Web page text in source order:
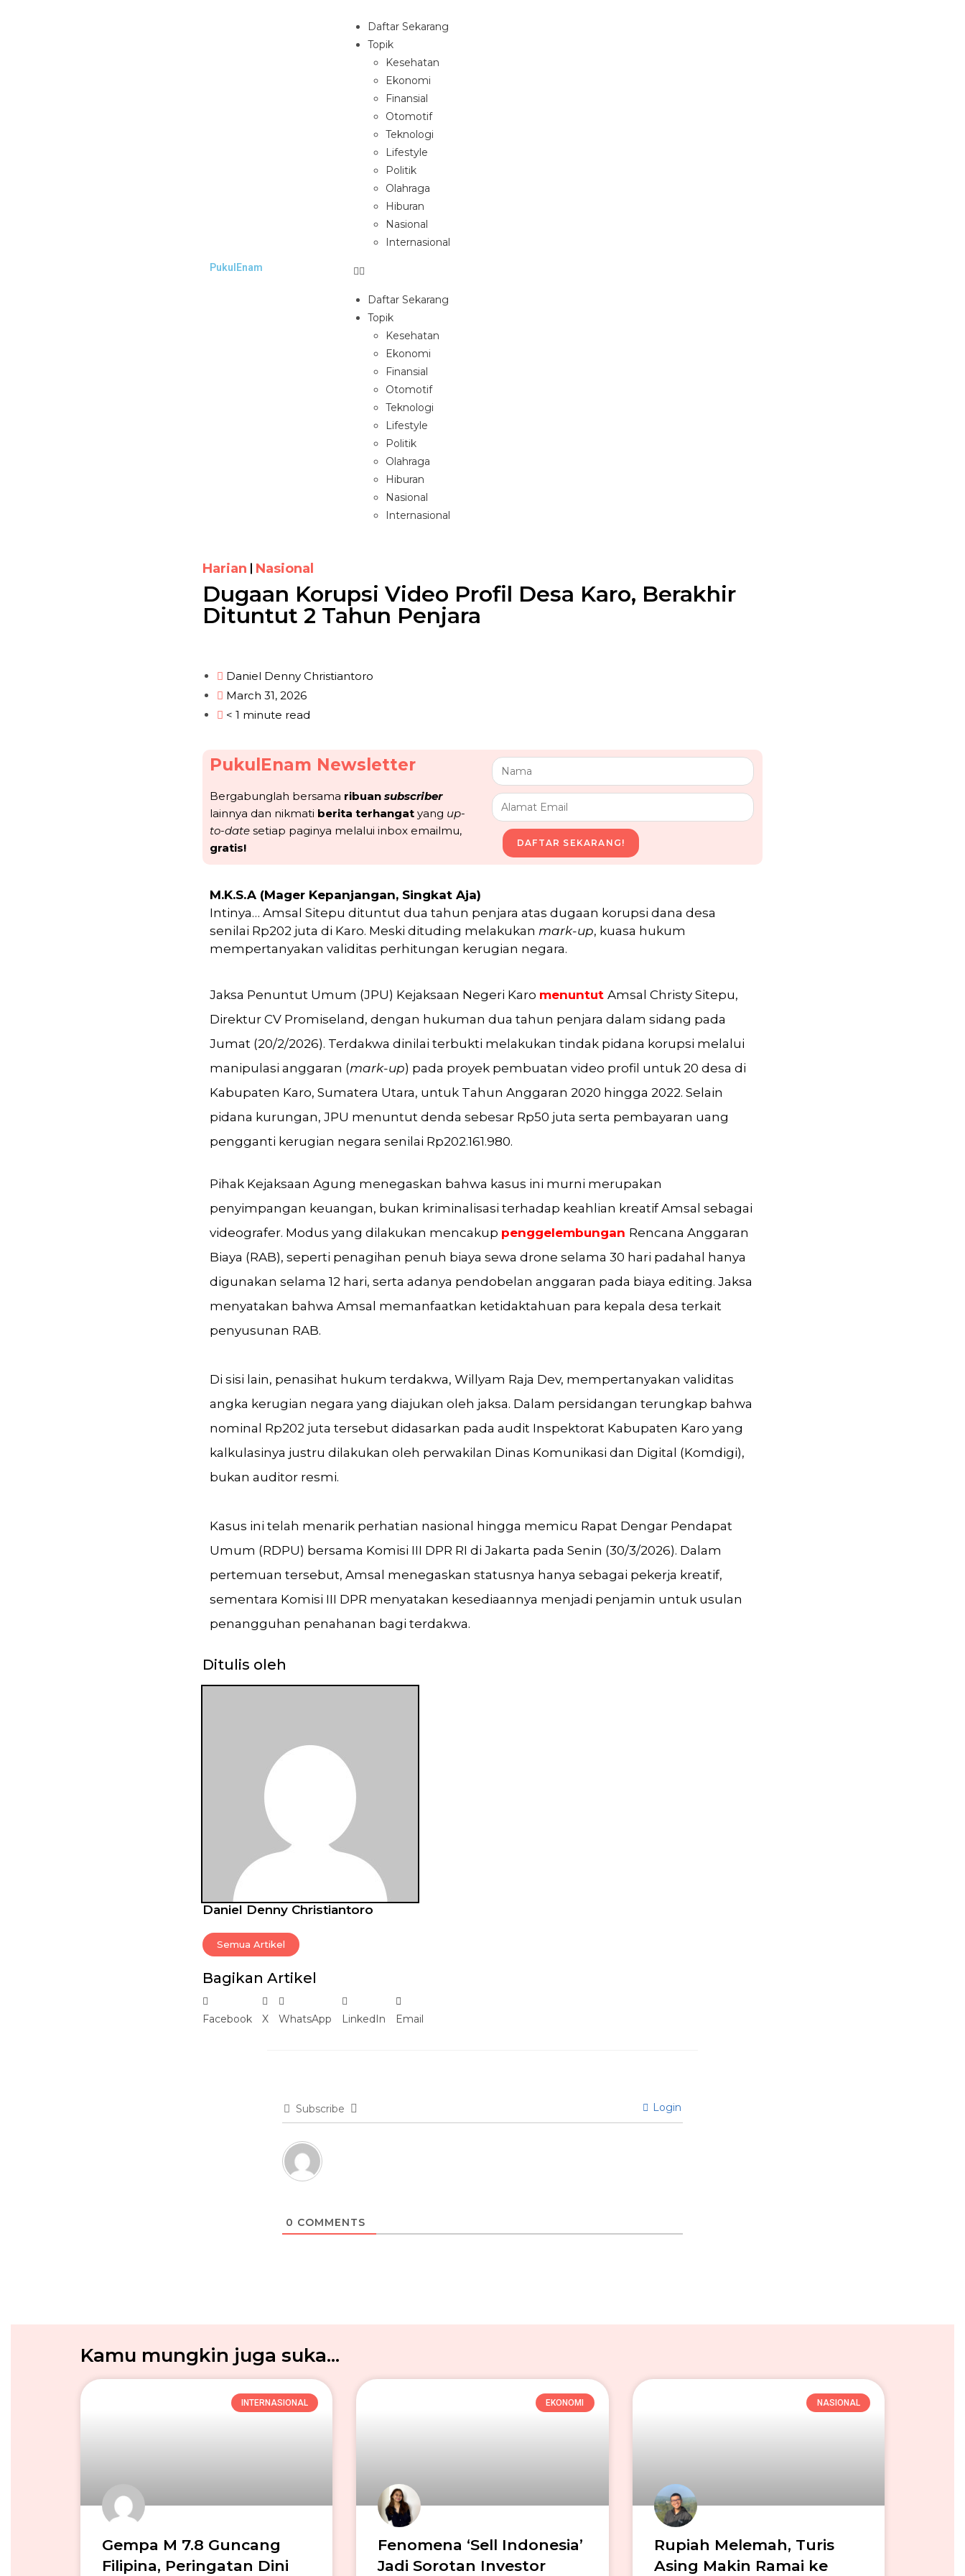
PukulEnam
Daftar Sekarang
Topik
Kesehatan
Ekonomi
Finansial
Otomotif
Teknologi
Lifestyle
Politik
Olahraga
Hiburan
Nasional
Internasional
Daftar Sekarang
Topik
Kesehatan
Ekonomi
Finansial
Otomotif
Teknologi
Lifestyle
Politik
Olahraga
Hiburan
Nasional
Internasional
Harian Nasional
Dugaan Korupsi Video Profil Desa Karo, Berakhir
Dituntut 2 Tahun Penjara
Daniel Denny Christiantoro
March 31, 2026
< 1 minute read
PukulEnam Newsletter
Bergabunglah bersama ribuan subscriber
lainnya dan nikmati berita terhangat yang up-
to-date setiap paginya melalui inbox emailmu,
gratis!
DAFTAR SEKARANG!
M.K.S.A (Mager Kepanjangan, Singkat Aja)
Intinya… Amsal Sitepu dituntut dua tahun penjara atas dugaan korupsi dana desa
senilai Rp202 juta di Karo. Meski dituding melakukan mark-up, kuasa hukum
mempertanyakan validitas perhitungan kerugian negara.
Jaksa Penuntut Umum (JPU) Kejaksaan Negeri Karo menuntut Amsal Christy Sitepu,
Direktur CV Promiseland, dengan hukuman dua tahun penjara dalam sidang pada
Jumat (20/2/2026). Terdakwa dinilai terbukti melakukan tindak pidana korupsi melalui
manipulasi anggaran (mark-up) pada proyek pembuatan video profil untuk 20 desa di
Kabupaten Karo, Sumatera Utara, untuk Tahun Anggaran 2020 hingga 2022. Selain
pidana kurungan, JPU menuntut denda sebesar Rp50 juta serta pembayaran uang
pengganti kerugian negara senilai Rp202.161.980.
Pihak Kejaksaan Agung menegaskan bahwa kasus ini murni merupakan
penyimpangan keuangan, bukan kriminalisasi terhadap keahlian kreatif Amsal sebagai
videografer. Modus yang dilakukan mencakup penggelembungan Rencana Anggaran
Biaya (RAB), seperti penagihan penuh biaya sewa drone selama 30 hari padahal hanya
digunakan selama 12 hari, serta adanya pendobelan anggaran pada biaya editing. Jaksa
menyatakan bahwa Amsal memanfaatkan ketidaktahuan para kepala desa terkait
penyusunan RAB.
Di sisi lain, penasihat hukum terdakwa, Willyam Raja Dev, mempertanyakan validitas
angka kerugian negara yang diajukan oleh jaksa. Dalam persidangan terungkap bahwa
nominal Rp202 juta tersebut didasarkan pada audit Inspektorat Kabupaten Karo yang
kalkulasinya justru dilakukan oleh perwakilan Dinas Komunikasi dan Digital (Komdigi),
bukan auditor resmi.
Kasus ini telah menarik perhatian nasional hingga memicu Rapat Dengar Pendapat
Umum (RDPU) bersama Komisi III DPR RI di Jakarta pada Senin (30/3/2026). Dalam
pertemuan tersebut, Amsal menegaskan statusnya hanya sebagai pekerja kreatif,
sementara Komisi III DPR menyatakan kesediaannya menjadi penjamin untuk usulan
penangguhan penahanan bagi terdakwa.
Ditulis oleh
Daniel Denny Christiantoro
Semua Artikel
Bagikan Artikel
Facebook X WhatsApp LinkedIn Email
Subscribe Login
0 COMMENTS
Kamu mungkin juga suka...
INTERNASIONAL
Gempa M 7.8 Guncang
Filipina, Peringatan Dini
EKONOMI
Fenomena ‘Sell Indonesia’
Jadi Sorotan Investor
NASIONAL
Rupiah Melemah, Turis
Asing Makin Ramai ke